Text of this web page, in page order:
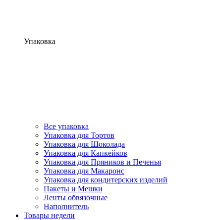
Упаковка
Все упаковка
Упаковка для Тортов
Упаковка для Шоколада
Упаковка для Капкейков
Упаковка для Пряников и Печенья
Упаковка для Макаронс
Упаковка для кондитерских изделий
Пакеты и Мешки
Ленты обвязочные
Наполнитель
Товары недели